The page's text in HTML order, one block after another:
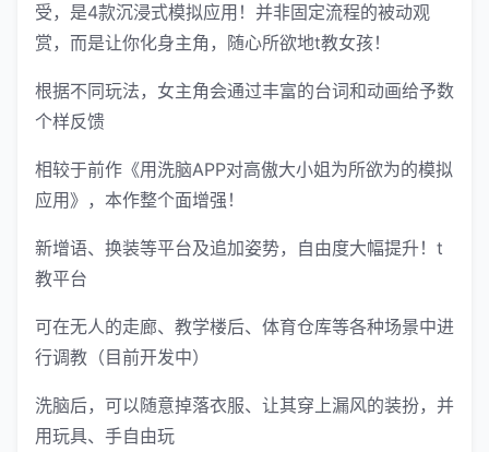
受，是4款沉浸式模拟应用！并非固定流程的被动观
赏，而是让你化身主角，随心所欲地t教女孩！
根据不同玩法，女主角会通过丰富的台词和动画给予数
个样反馈
相较于前作《用洗脑APP对高傲大小姐为所欲为的模拟
应用》，本作整个面增强！
新增语、换装等平台及追加姿势，自由度大幅提升！t
教平台
可在无人的走廊、教学楼后、体育仓库等各种场景中进
行调教（目前开发中）
洗脑后，可以随意掉落衣服、让其穿上漏风的装扮，并
用玩具、手自由玩